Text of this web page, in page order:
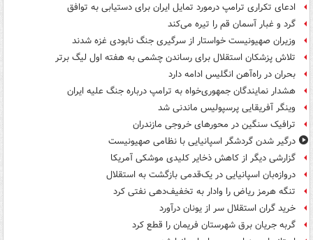
ادعای تکراری ترامپ درمورد تمایل ایران برای دستیابی به توافق
گرد و غبار آسمان قم را تیره می‌کند
وزیران صهیونیست خواستار از سرگیری جنگ نابودی غزه شدند
تلاش پزشکان استقلال برای رساندن چشمی به هفته اول لیگ برتر
بحران در راه‌آهن انگلیس ادامه دارد
هشدار نمایندگان جمهوری‌خواه به ترامپ درباره جنگ علیه ایران
وینگر آفریقایی پرسپولیس ماندنی شد
ترافیک سنگین در محورهای خروجی مازندران
درگیر شدن گردشگر اسپانیایی با نظامی صهیونیست
گزارشی دیگر از کاهش ذخایر کلیدی موشکی آمریکا
دروازه‌بان اسپانیایی در یک‌قدمی بازگشت به استقلال
تنگه هرمز ریاض را وادار به تخفیف‌دهی نفتی کرد
خرید گران استقلال سر از یونان درآورد
گربه جریان برق شهرستان فریمان را قطع کرد